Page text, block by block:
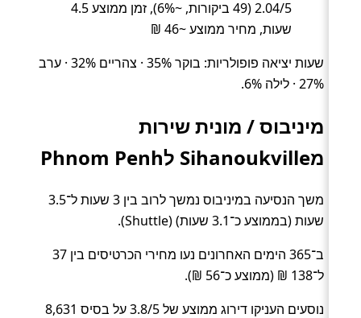
2.04/5 (49 ביקורות, ~6%), זמן ממוצע 4.5
שעות, מחיר ממוצע ~46 ₪
שעות יציאה פופולריות: בוקר 35% · צהריים 32% · ערב
27% · לילה 6%.
מיניבוס / מונית שירות
מSihanoukville לPhnom Penh
משך הנסיעה במיניבוס נמשך לרוב בין 3 שעות ל־3.5
שעות (בממוצע כ־3.1 שעות) (Shuttle).
ב־365 הימים האחרונים נעו מחירי הכרטיסים בין 37
ל־138 ₪ (ממוצע כ־56 ₪).
נוסעים העניקו דירוג ממוצע של 3.8/5 על בסיס 8,631